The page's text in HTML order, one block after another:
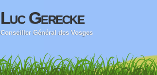
Luc Gerecke
Conseiller Général des Vosges